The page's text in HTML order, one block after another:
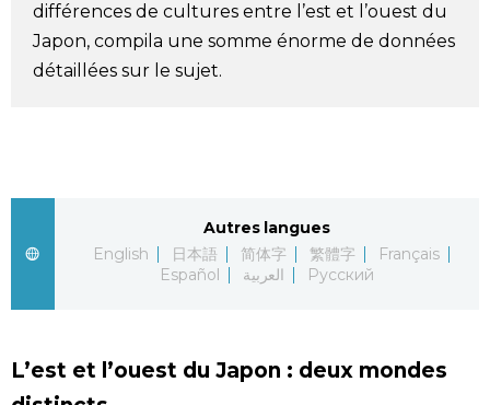
Chroniques
différences de cultures entre l’est et l’ouest du
Japon, compila une somme énorme de données
détaillées sur le sujet.
Autres langues
English
日本語 简体字 繁體字
Français
Español
العربية Русский
L’est et l’ouest du Japon : deux mondes